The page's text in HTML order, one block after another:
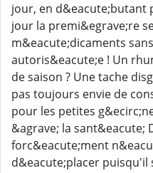
jour, en d&eacute;butant
jour la premi&egrave;re
m&eacute;dicaments
autoris&eacute;e ! Un
de saison ? Une tache
pas toujours envie de
pour les petites
&agrave; la sant&eacute;
forc&eacute;ment
d&eacute;placer